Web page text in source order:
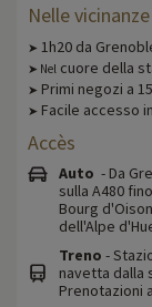
Nelle vicinanze
➤ 1h20 da
➤ Nel cuore della
➤ Primi negozi a
➤ Facile accesso
Accès
Auto - Da
sulla A480
Bourg
dell'Alpe
Treno -
navetta dalla
Prenotazioni